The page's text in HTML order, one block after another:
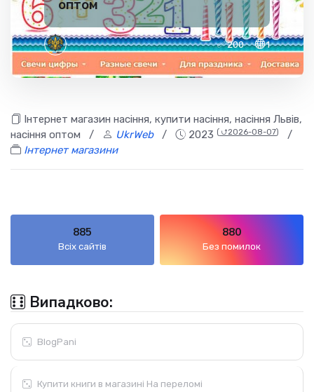
оптом
✅ 200 1
Інтернет магазин насіння, купити насіння, насіння Львів,
насіння оптом / UkrWeb/ 2023 ( ⮍2026-08-07)
/
Інтернет магазини
885
Всіх сайтів
880
Без помилок
Випадково:
BlogPani
Купити книги в магазині На переломі